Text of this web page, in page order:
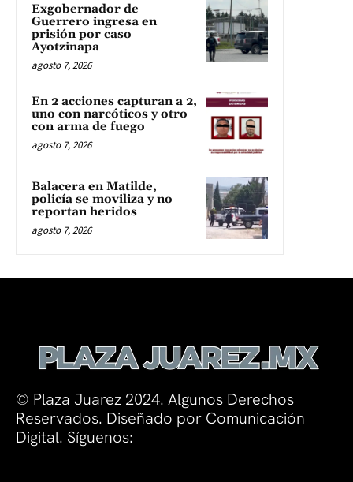
Exgobernador de
Guerrero ingresa en
prisión por caso
Ayotzinapa
agosto 7, 2026
En 2 acciones capturan a 2,
uno con narcóticos y otro
con arma de fuego
agosto 7, 2026
Balacera en Matilde,
policía se moviliza y no
reportan heridos
agosto 7, 2026
© Plaza Juarez 2024. Algunos Derechos
Reservados. Diseñado por Comunicación
Digital. Síguenos: